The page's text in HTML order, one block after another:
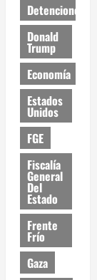
Detenciones
Donald
Trump
Economía
Estados
Unidos
FGE
Fiscalía
General
Del
Estado
Frente
Frío
Gaza